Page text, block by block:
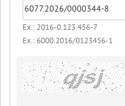
Ex.: 2016-0.123.456-7
Ex.: 6000.2016/0123456-1